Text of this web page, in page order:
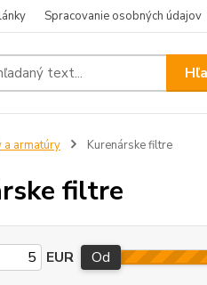
Spracovanie osobných údajov
a armatúry Kurenárske filtre
filtre
EUR Od